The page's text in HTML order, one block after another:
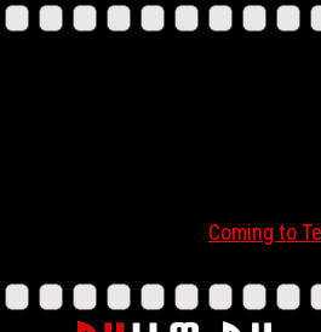
Coming to